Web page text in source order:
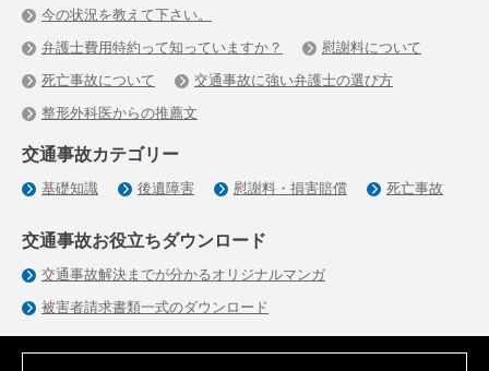
今の状況を教えて下さい。
弁護士費用特約って知っていますか？
慰謝料について
死亡事故について
交通事故に強い弁護士の選び方
整形外科医からの推薦文
交通事故カテゴリー
基礎知識 後遺障害 慰謝料・損害賠償 死亡事故
交通事故お役立ちダウンロード
交通事故解決までが分かるオリジナルマンガ
被害者請求書類一式のダウンロード